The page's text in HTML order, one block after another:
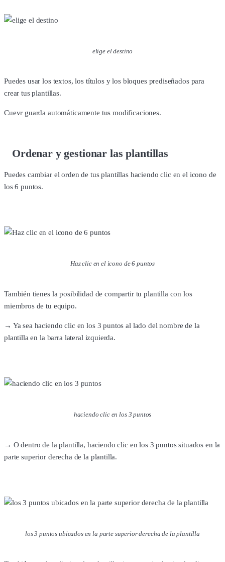
elige el destino
Puedes usar los textos, los títulos y los bloques prediseñados para
crear tus plantillas.
Cuevr guarda automáticamente tus modificaciones.
Ordenar y gestionar las plantillas
Puedes cambiar el orden de tus plantillas haciendo clic en el icono de
los 6 puntos.
Haz clic en el icono de 6 puntos
También tienes la posibilidad de compartir tu plantilla con los
miembros de tu equipo.
→ Ya sea haciendo clic en los 3 puntos al lado del nombre de la
plantilla en la barra lateral izquierda.
haciendo clic en los 3 puntos
→ O dentro de la plantilla, haciendo clic en los 3 puntos situados en la
parte superior derecha de la plantilla.
los 3 puntos ubicados en la parte superior derecha de la plantilla